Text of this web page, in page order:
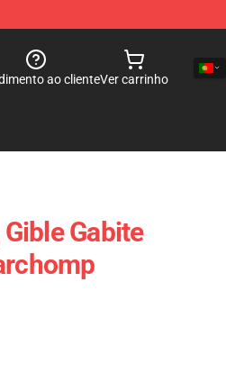
ao clienteVer carrinho
Gabite